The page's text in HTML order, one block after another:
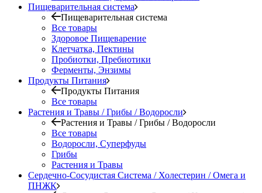
Пищеварительная система
Пищеварительная система
Все товары
Здоровое Пищеварение
Клетчатка, Пектины
Пробиотки, Пребиотики
Ферменты, Энзимы
Продукты Питания
Продукты Питания
Все товары
Растения и Травы / Грибы / Водоросли
Растения и Травы / Грибы / Водоросли
Все товары
Водоросли, Суперфуды
Грибы
Растения и Травы
Сердечно-Сосудистая Система / Холестерин / Омега и
ПНЖК